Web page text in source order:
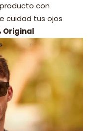
con
cuidad tus ojos
Original